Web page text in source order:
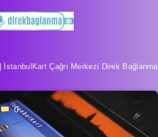
İstanbulKart Çağrı Merkezi Direk Bağlanma
0